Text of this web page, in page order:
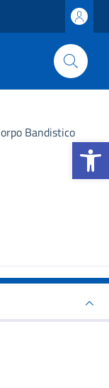
Apri la
Bandistico